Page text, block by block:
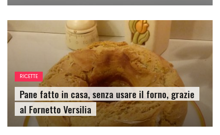
RICETTE
Pane fatto in casa, senza usare il forno, grazie
al Fornetto Versilia